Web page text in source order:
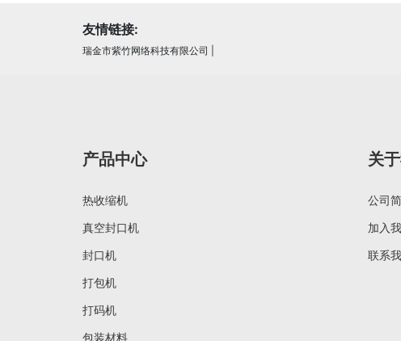
友情链接:
瑞金市紫竹网络科技有限公司
产品中心
热收缩机
真空封口机
封口机
打包机
打码机
包装材料
关
公司
加入
联系